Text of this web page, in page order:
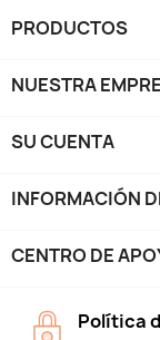
PRODUCTOS
NUESTRA
SU CUENTA
INFORMACIÓN
CENTRO DE
Política